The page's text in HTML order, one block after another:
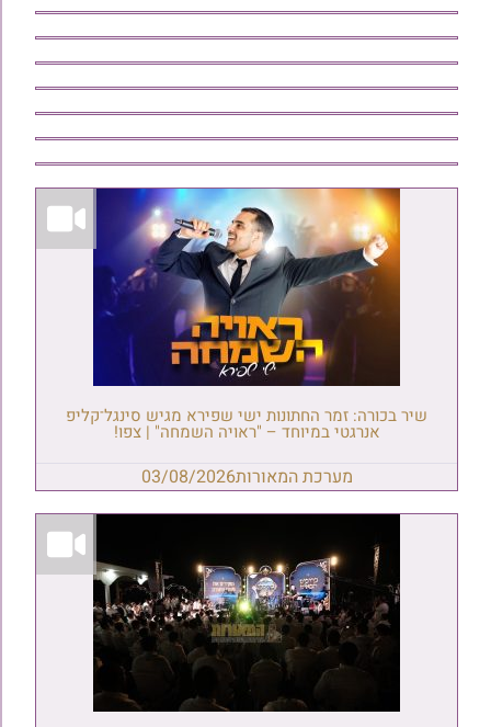
שיר בכורה: זמר החתונות ישי שפירא מגיש סינגל־קליפ
אנרגטי במיוחד – "ראויה השמחה" | צפו!
מערכת המאורות03/08/2026